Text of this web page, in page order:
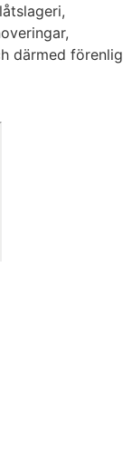
därmed förenlig